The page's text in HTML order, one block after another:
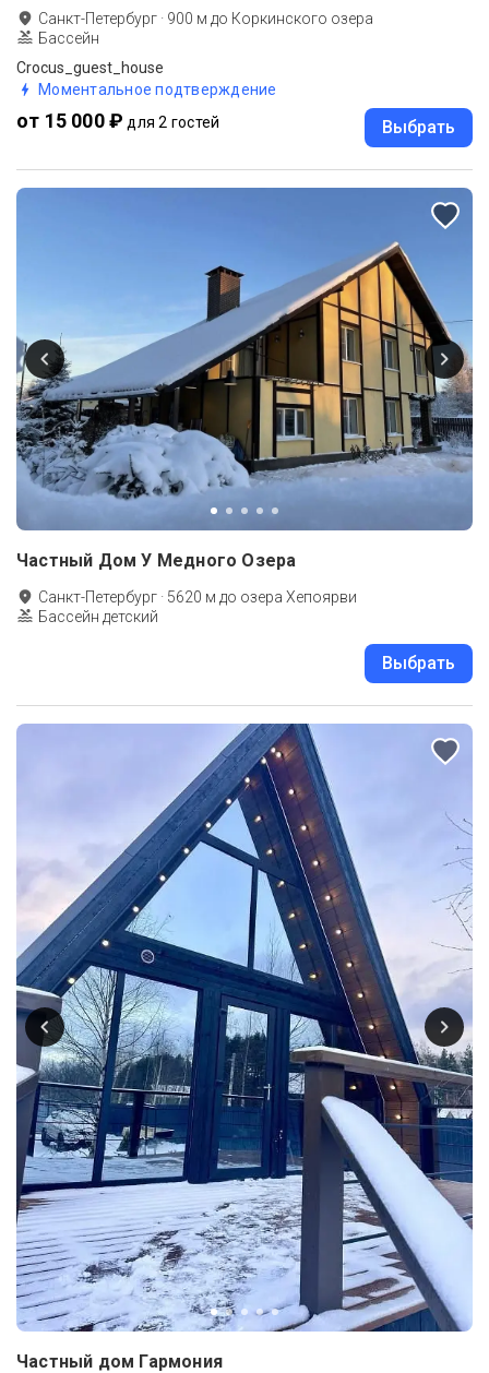
Санкт-Петербург · 900 м до Коркинского озера
Бассейн
Crocus_guest_house
Моментальное подтверждение
от 15 000 ₽ для 2 гостей Выбрать
Частный Дом У Медного Озера
Санкт-Петербург · 5620 м до озера Хепоярви
Бассейн детский
Выбрать
Частный дом Гармония